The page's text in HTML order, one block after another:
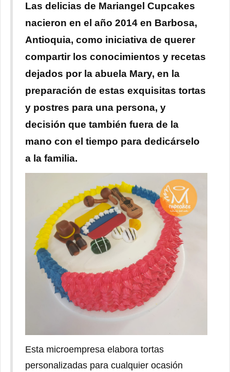
Las delicias de Mariangel Cupcakes
nacieron en el año 2014 en Barbosa,
Antioquia, como iniciativa de querer
compartir los conocimientos y recetas
dejados por la abuela Mary, en la
preparación de estas exquisitas tortas
y postres para una persona, y
decisión que también fuera de la
mano con el tiempo para dedicárselo
a la familia.
Esta microempresa elabora tortas
personalizadas para cualquier ocasión